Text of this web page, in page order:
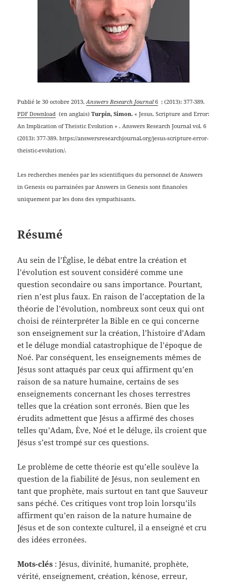
Publié le 30 octobre 2013,Answers Research Journal6 ; (2013): 377-389.
PDF Download (en anglais)Turpin, Simon. « Jesus, Scripture and Error:
An Implication of Theistic Evolution » . Answers Research Journal vol. 6
(2013): 377-389. https://answersresearchjournal.org/jesus-scripture-error-
theistic-evolution/.
Les recherches menées par les scientifiques du personnel de Answers
in Genesis ou parrainées par Answers in Genesis sont financées
uniquement par les dons des sympathisants.
Résumé
Au sein de l’Église, le débat entre la création et
l’évolution est souvent considéré comme une
question secondaire ou sans importance. Pourtant,
rien n’est plus faux. En raison de l’acceptation de la
théorie de l’évolution, nombreux sont ceux qui ont
choisi de réinterpréter la Bible en ce qui concerne
son enseignement sur la création, l’histoire d’Adam
et le déluge mondial catastrophique de l’époque de
Noé. Par conséquent, les enseignements mêmes de
Jésus sont attaqués par ceux qui affirment qu’en
raison de sa nature humaine, certains de ses
enseignements concernant les choses terrestres
telles que la création sont erronés. Bien que les
érudits admettent que Jésus a affirmé des choses
telles qu’Adam, Ève, Noé et le déluge, ils croient que
Jésus s’est trompé sur ces questions.
Le problème de cette théorie est qu’elle soulève la
question de la fiabilité de Jésus, non seulement en
tant que prophète, mais surtout en tant que Sauveur
sans péché. Ces critiques vont trop loin lorsqu’ils
affirment qu’en raison de la nature humaine de
Jésus et de son contexte culturel, il a enseigné et cru
des idées erronées.
Mots-clés : Jésus, divinité, humanité, prophète,
vérité, enseignement, création, kénose, erreur,